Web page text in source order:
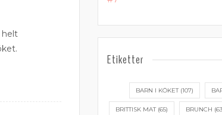
helt
Etiketter
BARN I KÖKET(107)
BRITTISK MAT(65) BRUNCH